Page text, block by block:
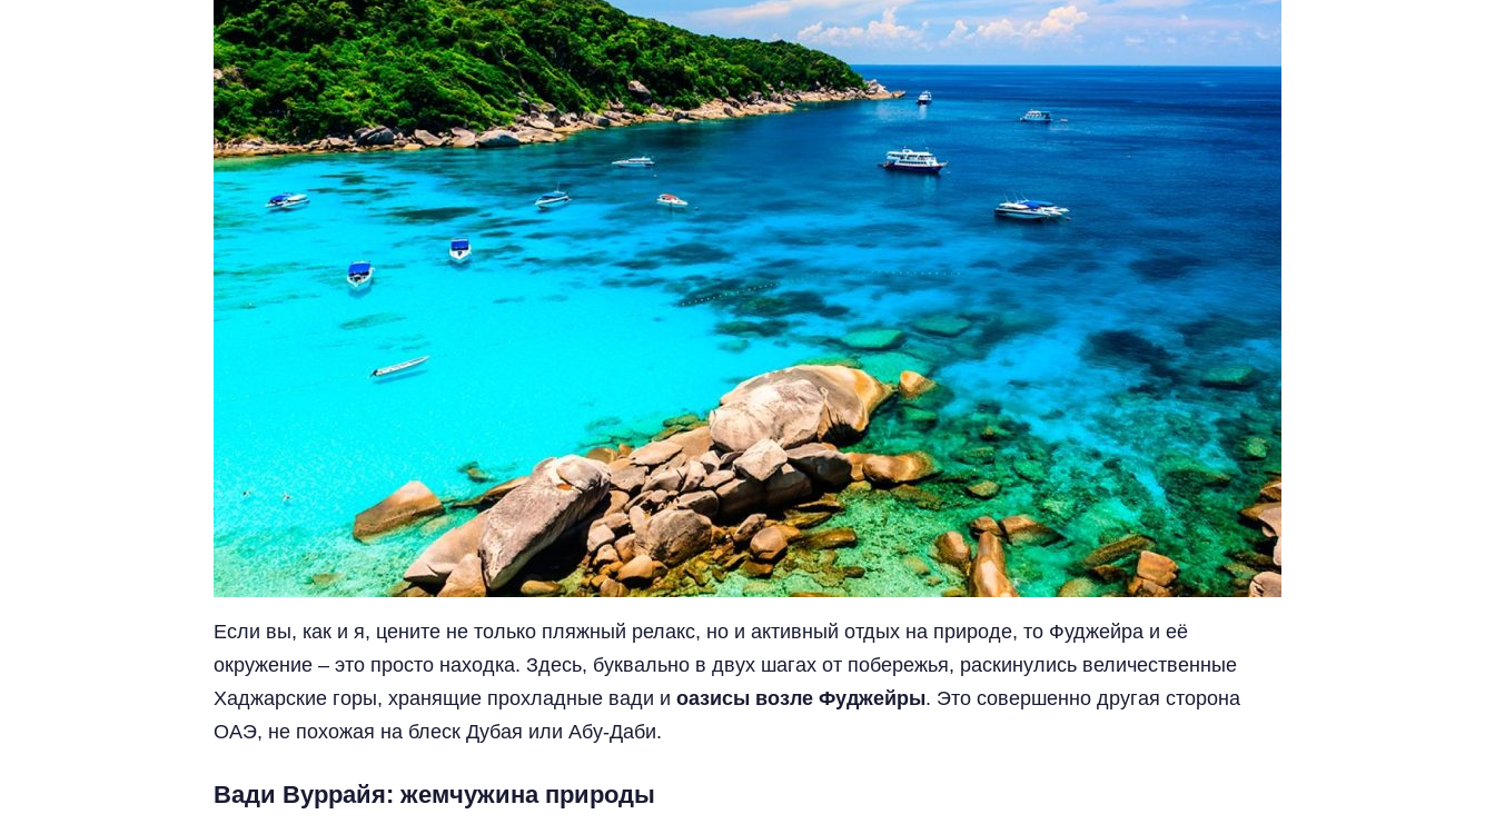
Если вы, как и я, цените не только пляжный релакс, но и активный отдых на природе, то Фуджейра и её
окружение – это просто находка. Здесь, буквально в двух шагах от побережья, раскинулись величественные
Хаджарские горы, хранящие прохладные вади и оазисы возле Фуджейры. Это совершенно другая сторона
ОАЭ, не похожая на блеск Дубая или Абу-Даби.
Вади Вуррайя: жемчужина природы